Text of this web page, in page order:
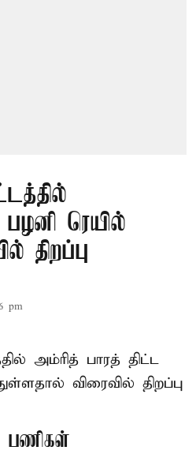
பழனி ரெயில்
திறப்பு
pm
அம்ரித் பாரத் திட்ட
விரைவில் திறப்பு
பணிகள்